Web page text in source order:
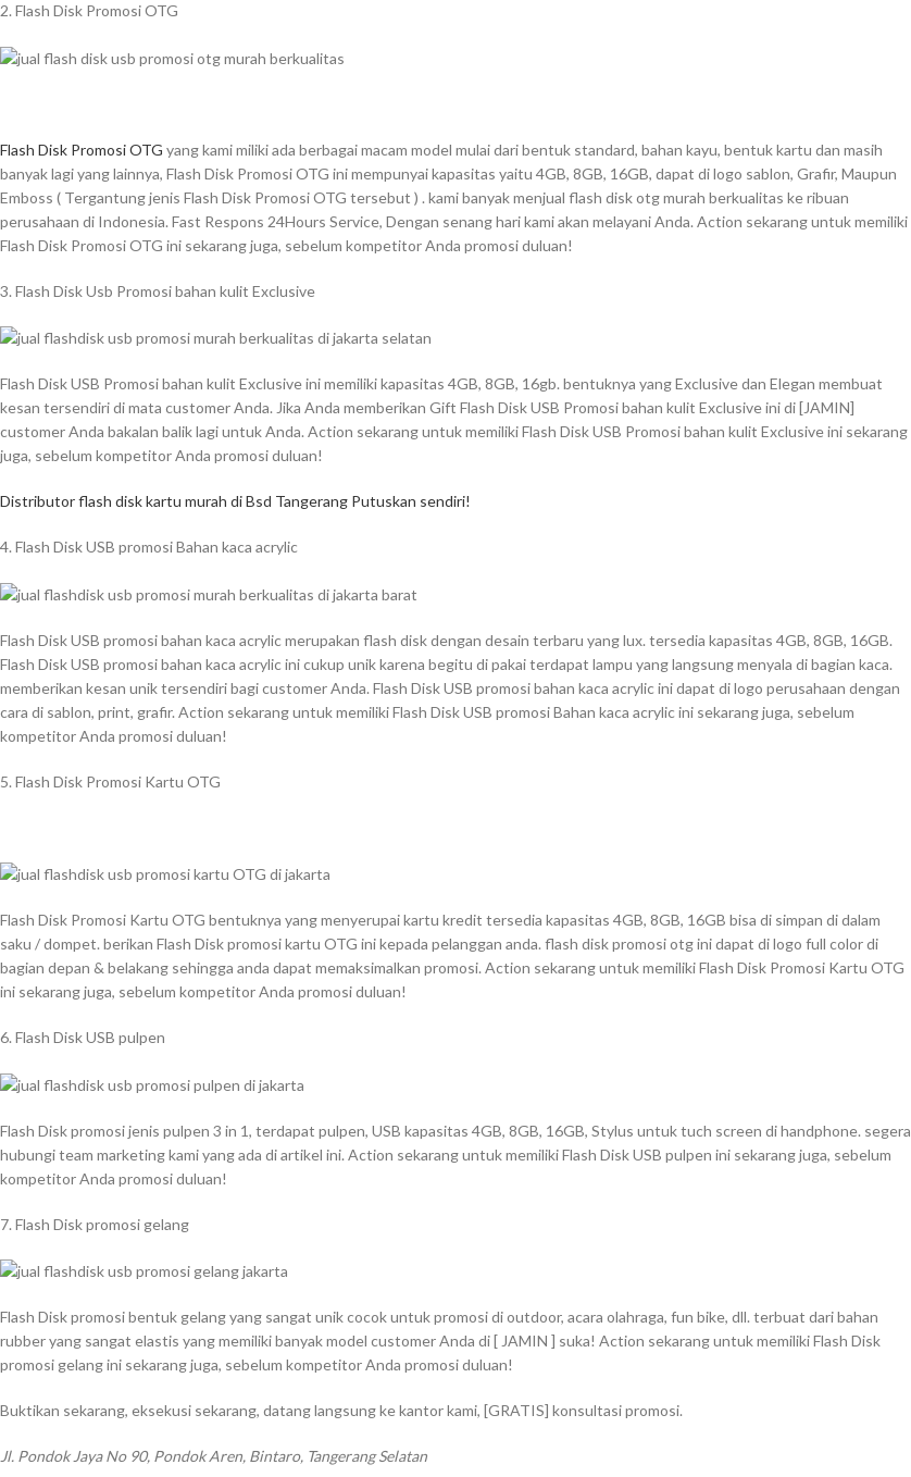
2. Flash Disk Promosi OTG
Flash Disk Promosi OTG yang kami miliki ada berbagai macam model mulai dari bentuk standard, bahan kayu, bentuk kartu dan masih
banyak lagi yang lainnya, Flash Disk Promosi OTG ini mempunyai kapasitas yaitu 4GB, 8GB, 16GB, dapat di logo sablon, Grafir, Maupun
Emboss ( Tergantung jenis Flash Disk Promosi OTG tersebut ) . kami banyak menjual flash disk otg murah berkualitas ke ribuan
perusahaan di Indonesia. Fast Respons 24Hours Service, Dengan senang hari kami akan melayani Anda. Action sekarang untuk memiliki
Flash Disk Promosi OTG ini sekarang juga, sebelum kompetitor Anda promosi duluan!
3. Flash Disk Usb Promosi bahan kulit Exclusive
Flash Disk USB Promosi bahan kulit Exclusive ini memiliki kapasitas 4GB, 8GB, 16gb. bentuknya yang Exclusive dan Elegan membuat
kesan tersendiri di mata customer Anda. Jika Anda memberikan Gift Flash Disk USB Promosi bahan kulit Exclusive ini di [JAMIN]
customer Anda bakalan balik lagi untuk Anda. Action sekarang untuk memiliki Flash Disk USB Promosi bahan kulit Exclusive ini sekarang
juga, sebelum kompetitor Anda promosi duluan!
Distributor flash disk kartu murah di Bsd Tangerang Putuskan sendiri!
4. Flash Disk USB promosi Bahan kaca acrylic
Flash Disk USB promosi bahan kaca acrylic merupakan flash disk dengan desain terbaru yang lux. tersedia kapasitas 4GB, 8GB, 16GB.
Flash Disk USB promosi bahan kaca acrylic ini cukup unik karena begitu di pakai terdapat lampu yang langsung menyala di bagian kaca.
memberikan kesan unik tersendiri bagi customer Anda. Flash Disk USB promosi bahan kaca acrylic ini dapat di logo perusahaan dengan
cara di sablon, print, grafir. Action sekarang untuk memiliki Flash Disk USB promosi Bahan kaca acrylic ini sekarang juga, sebelum
kompetitor Anda promosi duluan!
5. Flash Disk Promosi Kartu OTG
Flash Disk Promosi Kartu OTG bentuknya yang menyerupai kartu kredit tersedia kapasitas 4GB, 8GB, 16GB bisa di simpan di dalam
saku / dompet. berikan Flash Disk promosi kartu OTG ini kepada pelanggan anda. flash disk promosi otg ini dapat di logo full color di
bagian depan & belakang sehingga anda dapat memaksimalkan promosi. Action sekarang untuk memiliki Flash Disk Promosi Kartu OTG
ini sekarang juga, sebelum kompetitor Anda promosi duluan!
6. Flash Disk USB pulpen
Flash Disk promosi jenis pulpen 3 in 1, terdapat pulpen, USB kapasitas 4GB, 8GB, 16GB, Stylus untuk tuch screen di handphone. segera
hubungi team marketing kami yang ada di artikel ini. Action sekarang untuk memiliki Flash Disk USB pulpen ini sekarang juga, sebelum
kompetitor Anda promosi duluan!
7. Flash Disk promosi gelang
Flash Disk promosi bentuk gelang yang sangat unik cocok untuk promosi di outdoor, acara olahraga, fun bike, dll. terbuat dari bahan
rubber yang sangat elastis yang memiliki banyak model customer Anda di [ JAMIN ] suka! Action sekarang untuk memiliki Flash Disk
promosi gelang ini sekarang juga, sebelum kompetitor Anda promosi duluan!
Buktikan sekarang, eksekusi sekarang, datang langsung ke kantor kami, [GRATIS] konsultasi promosi.
Jl. Pondok Jaya No 90, Pondok Aren, Bintaro, Tangerang Selatan